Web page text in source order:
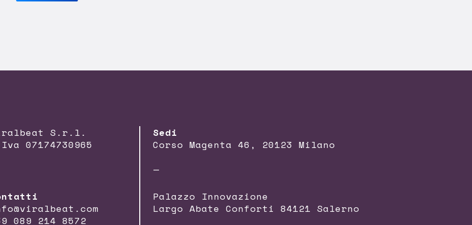
S.r.l.
07174730965
089 214 8572
Sedi
Corso Magenta 46, 20123 Milano
—
Palazzo Innovazione
Largo Abate Conforti 84121 Salerno